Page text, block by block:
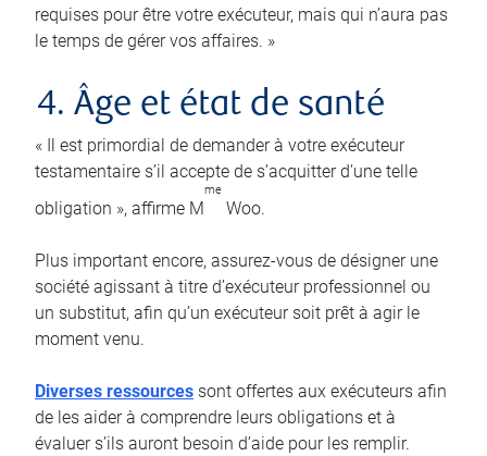
requises pour être votre exécuteur, mais qui n’aura pas
le temps de gérer vos affaires. »
4. Âge et état de santé
« Il est primordial de demander à votre exécuteur
testamentaire s’il accepte de s’acquitter d’une telle
obligation », affirme M
me
Woo.
Plus important encore, assurez-vous de désigner une
société agissant à titre d’exécuteur professionnel ou
un substitut, afin qu’un exécuteur soit prêt à agir le
moment venu.
Diverses ressources sont offertes aux exécuteurs afin
de les aider à comprendre leurs obligations et à
évaluer s’ils auront besoin d’aide pour les remplir.